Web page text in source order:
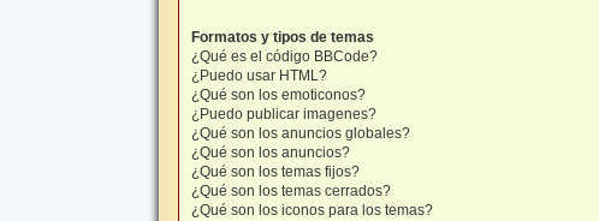
Formatos y tipos de temas
¿Qué es el código BBCode?
¿Puedo usar HTML?
¿Qué son los emoticonos?
¿Puedo publicar imagenes?
¿Qué son los anuncios globales?
¿Qué son los anuncios?
¿Qué son los temas fijos?
¿Qué son los temas cerrados?
¿Qué son los iconos para los temas?